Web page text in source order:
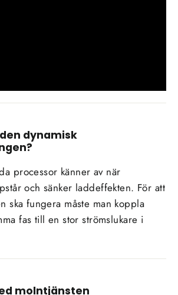
dynamisk
processor känner av när
och sänker laddeffekten. För att
ska fungera måste man koppla
fas till en stor strömslukare i
molntjänsten